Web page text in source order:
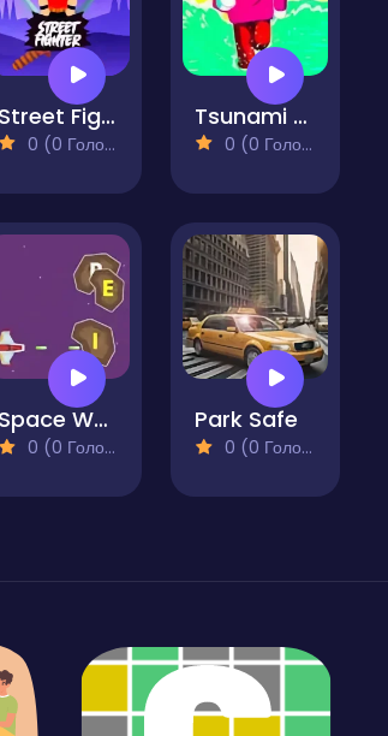
Street Fighter Online Game
0 (0 Голосів)
Tsunami Race
0 (0 Голосів)
Space Words
0 (0 Голосів)
Park Safe
0 (0 Голосів)